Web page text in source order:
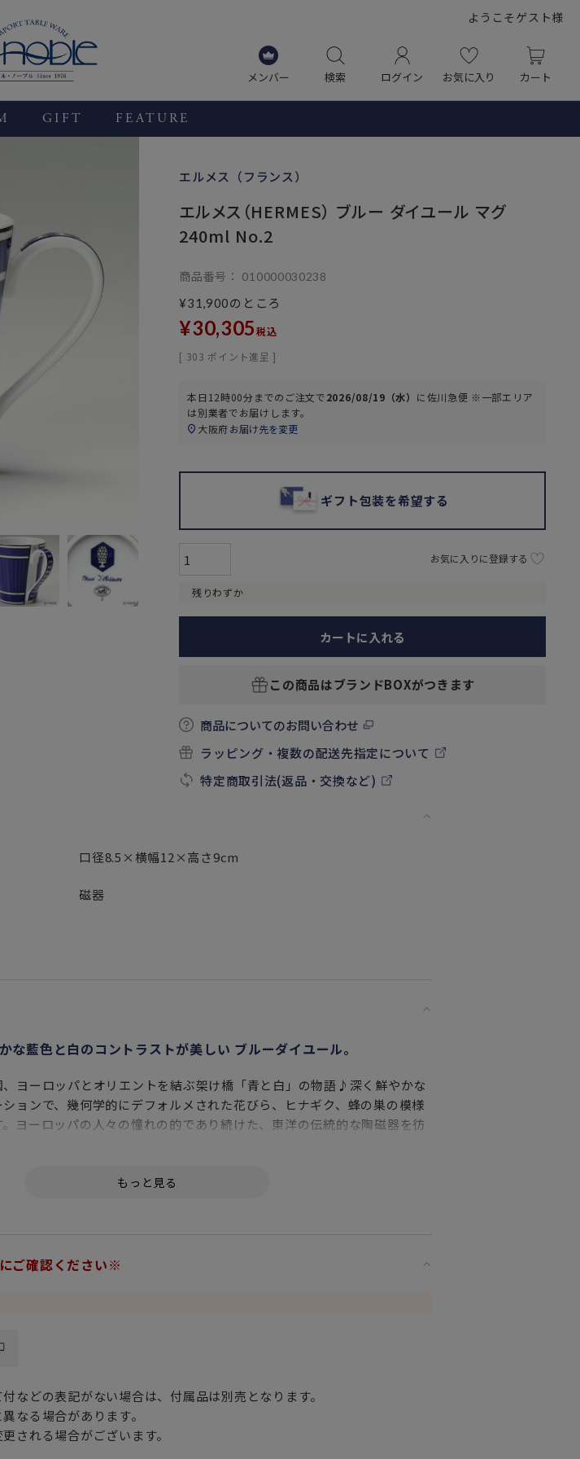
ようこそゲスト様
メンバー 検索 ログイン お気に入り カート
GIFT FEATURE
エルメス（フランス）
エルメス（HERMES） ブルー ダイユール マグ
240ml No.2
商品番号 010000030238
¥31,900のところ
¥30,305税込
[ 303 ポイント進呈 ]
本日 12時00分までのご注文で2026/08/19（水） に佐川急便 ※一部エリア
は別業者でお届けします。
大阪府お届け先を変更
ギフト包装を希望する
残りわずか
お気に入りに登録する
カートに入れる
この商品はブランドBOXがつきます
商品についてのお問い合わせ
ラッピング・複数の配送先指定について
特定商取引法(返品・交換など)
口径8.5×横幅12×高さ9cm
磁器
な藍色と白のコントラストが美しい ブルーダイユール。
ヨーロッパとオリエントを結ぶ架け橋「青と白」の物語♪深く鮮やかな
ョンで、幾何学的にデフォルメされた花びら、ヒナギク、蜂の巣の模様
ヨーロッパの人々の憧れの的であり続けた、東洋の伝統的な陶磁器を彷
ご確認ください※
などの表記がない場合は、付属品は別売となります。
なる場合があります。
される場合がございます。